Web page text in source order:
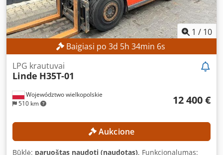
1 / 10
Baigiasi po 3d 5h 34min 4s
Województwo wielkopolskie
510 km
LPG krautuvai
Linde H35T-01
12 400 €
Aukcione
Būklė: paruoštas naudoti (naudotas), Funkcionalumas: